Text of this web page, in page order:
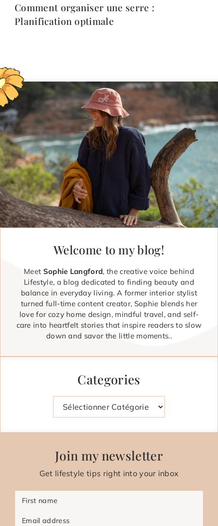
Comment organiser une serre :
Planification optimale
Welcome to my blog!
Meet Sophie Langford, the creative voice behind
Lifestyle, a blog dedicated to finding beauty and
balance in everyday living. A former interior stylist
turned full-time content creator, Sophie blends her
love for cozy home design, mindful travel, and self-
care into heartfelt stories that inspire readers to slow
down and savor the little moments..
Categories
Join my newsletter
Get lifestyle tips right into your inbox
First name
Email address